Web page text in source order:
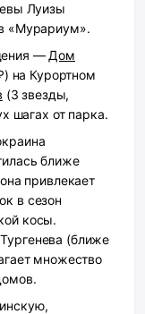
Луизы
«Мурариум».
— Дом
на Курортном
(3 звезды,
шагах от парка.
ближе
привлекает
в сезон
косы.
(ближе
множество